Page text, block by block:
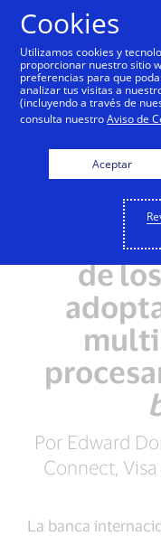
La
de
Por Edward
Connect,
La banca
Cookies
Utilizamos cookies y
proporcionar nuestro sitio
preferencias para que
analizar tus visitas a
(incluyendo a través de
consulta nuestroAviso de
Aceptar